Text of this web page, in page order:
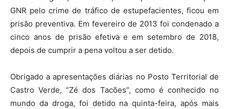
GNR pelo crime de tráfico de estupefacientes, ficou em
prisão preventiva. Em fevereiro de 2013 foi condenado a
cinco anos de prisão efetiva e em setembro de 2018,
depois de cumprir a pena voltou a ser detido.
Obrigado a apresentações diárias no Posto Territorial de
Castro Verde, “Zé dos Tacões”, como é conhecido no
mundo da droga, foi detido na quinta-feira, após mais